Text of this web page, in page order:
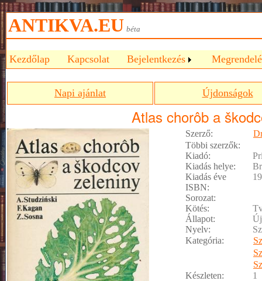
ANTIKVA.EU béta
Kezdőlap Kapcsolat Bejelentkezés
Napi ajánlat Újdonságok
Atlas chorôb a
Szerző:
Többi szerzők:
Kiadó:
Kiadás helye:
Kiadás éve
ISBN:
Sorozat:
Kötés:
Állapot:
Nyelv:
Kategória:
Készleten:
1